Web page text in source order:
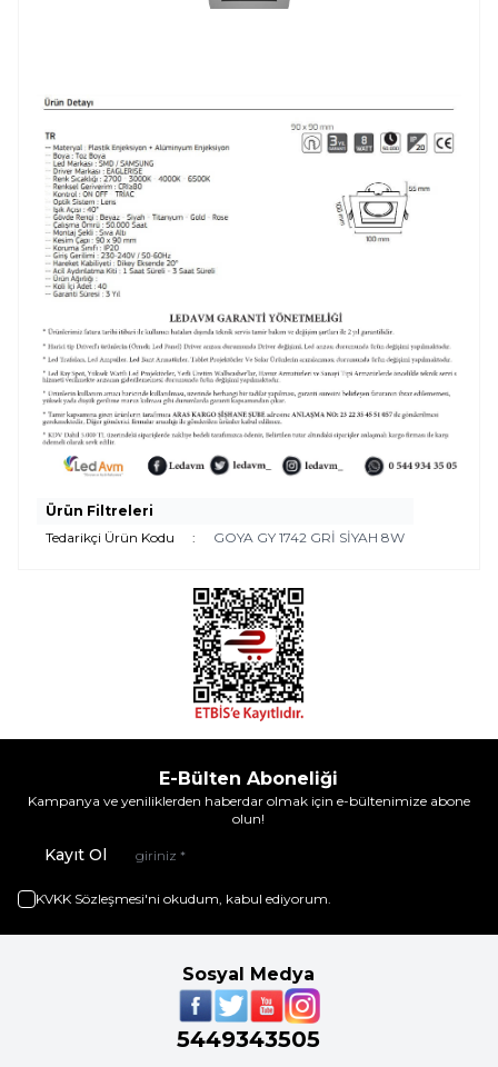
Ürün Filtreleri
Tedarikçi Ürün Kodu
: GOYA GY 1742 GRİ SİYAH 8W
E-Bülten Aboneliği
Kampanya ve yeniliklerden haberdar olmak için e-bültenimize abone
olun!
Kayıt Ol
KVKK Sözleşmesi'ni okudum, kabul ediyorum.
Sosyal Medya
5449343505